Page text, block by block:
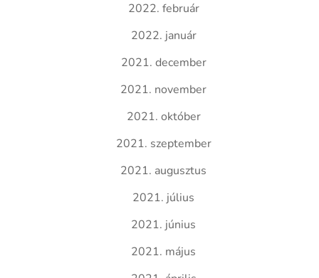
2022. február
2022. január
2021. december
2021. november
2021. október
2021. szeptember
2021. augusztus
2021. július
2021. június
2021. május